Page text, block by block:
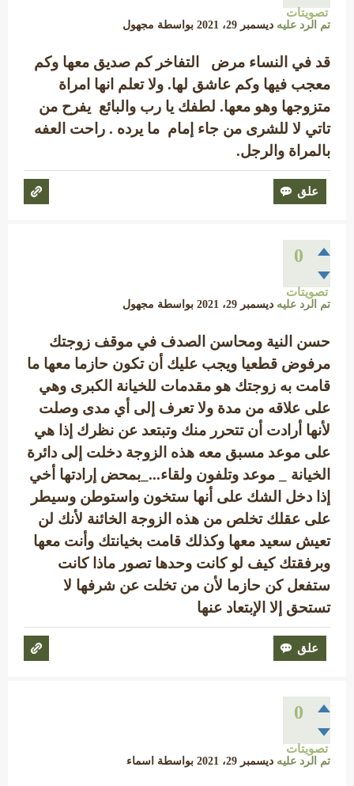
تصويتات
تم الرد عليه ديسمبر 29، 2021 بواسطة مجهول
قد في النساء مرض التفاخر كم صديق معها وكم
معجب فيها وكم عاشق لها. ولا تعلم انها امراة
متزوجها وهو معها. لطفك يا رب والبائع يفرح من
تاتي لا للشرى من جاء إمام ما يرده . راحت العفه
بالمراة والرجل.
0
تصويتات
تم الرد عليه ديسمبر 29، 2021 بواسطة مجهول
حسن النية ومحاسن الصدف في موقف زوجتك
مرفوض قطعيا ويجب عليك أن تكون حازما معها ما
قامت به زوجتك هو مقدمات للخيانة الكبرى وهي
على علاقه من مدة ولا تعرف إلى أي مدى وصلت
لأنها أرادت أن تتحرر منك وتبتعد عن نظرك إذا هي
على موعد مسبق معه هذه الزوجة دخلت إلى دائرة
الخيانة _ موعد وتلفون ولقاء..._بمحض إرادتها أخي
إذا دخل الشك على أنها ستخون واستوطن وسيطر
على عقلك تخلص من هذه الزوجة الخائنة لأنك لن
تعيش سعيد معها وكذلك قامت بخيانتك وأنت معها
وبرفقتك كيف لو كانت وحدها تصور ماذا كانت
ستفعل كن حازما لأن من تخلت عن شرفها لا
تستحق إلا الإبتعاد عنها
0
تصويتات
تم الرد عليه ديسمبر 29، 2021 بواسطة اسماء